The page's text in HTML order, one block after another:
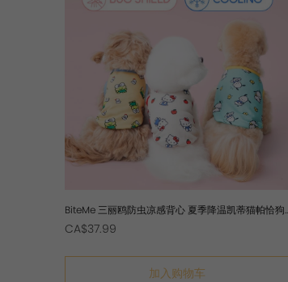
BiteMe 三丽鸥防虫凉感背心 夏季降温凯蒂猫帕恰狗
大眼蛙bm
CA$37.99
加入购物车